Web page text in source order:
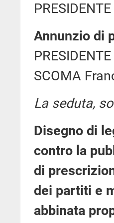
Annunzio di
SCOMA
La seduta,
Disegno di
contro la
di
dei partiti e
abbinata